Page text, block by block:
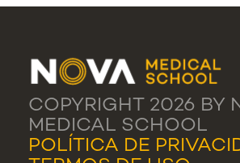
COPYRIGHT 2026 BY
MEDICAL SCHOOL
POLÍTICA DE